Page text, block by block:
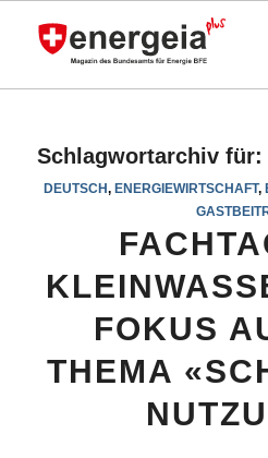
Schlagwortarchiv für:
DEUTSCH,ENERGIEWIRTSCHAFT,
FOKUS
THEMA